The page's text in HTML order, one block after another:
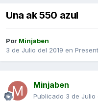
Una ak 550 azul
Por Minjaben
3 de Julio del 2019 en
Minjaben
Publicado 3 de Julio